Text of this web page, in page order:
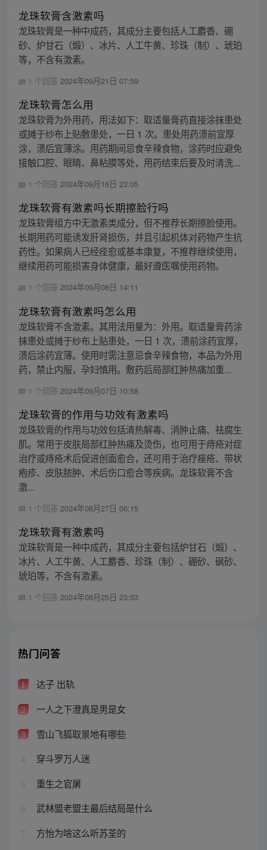
龙珠软膏含激素吗
龙珠软膏是一种中成药，其成分主要包括人工麝香、硼
砂、炉甘石（煅）、冰片、人工牛黄、珍珠（制）、琥珀
等，不含有激素。
1 个回答 2024年09月21日 07:59
龙珠软膏怎么用
龙珠软膏为外用药，用法如下：取适量膏药直接涂抹患处
或摊于纱布上贴敷患处，一日 1 次。患处用药溃前宜厚
涂，溃后宜薄涂。用药期间忌食辛辣食物，涂药时应避免
接触口腔、眼睛、鼻粘膜等处，用药结束后要及时清洗...
1 个回答 2024年09月16日 23:05
龙珠软膏有激素吗长期擦脸行吗
龙珠软膏组方中无激素类成分，但不推荐长期擦脸使用。
长期用药可能诱发肝肾损伤，并且引起机体对药物产生抗
药性。如果病人已经痊愈或基本康复，不推荐继续使用，
继续用药可能损害身体健康，最好遵医嘱使用药物。
1 个回答 2024年09月08日 14:11
龙珠软膏有激素吗怎么用
龙珠软膏不含激素。其用法用量为：外用。取适量膏药涂
抹患处或摊于纱布上贴患处，一日 1 次，溃前涂药宜厚，
溃后涂药宜薄。使用时需注意忌食辛辣食物，本品为外用
药，禁止内服，孕妇慎用。敷药后局部红肿热痛加重...
1 个回答 2024年09月07日 10:58
龙珠软膏的作用与功效有激素吗
龙珠软膏的作用与功效包括清热解毒、消肿止痛、祛腐生
肌。常用于皮肤局部红肿热痛及烫伤，也可用于痔疮对症
治疗或痔疮术后促进创面愈合，还可用于治疗痤疮、带状
疱疹、皮肤脓肿、术后伤口愈合等疾病。龙珠软膏不含
激...
1 个回答 2024年08月27日 06:15
龙珠软膏有激素吗
龙珠软膏是一种中成药，其成分主要包括炉甘石（煅）、
冰片、人工牛黄、人工麝香、珍珠（制）、硼砂、砜砂、
琥珀等，不含有激素。
1 个回答 2024年08月25日 23:53
热门问答
1 达子 出轨
2 一人之下澄真是男是女
3 雪山飞狐取景地有哪些
4 穿斗罗万人迷
5 重生之官屠
6 武林盟老盟主最后结局是什么
7 方怡为啥这么听苏荃的